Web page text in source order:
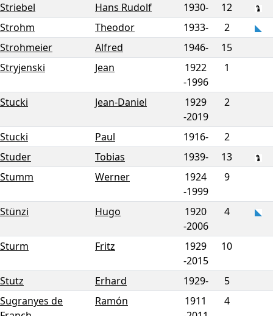
Striebel Hans Rudolf 1930-
12
Strohm
Theodor 1933-
2
Strohmeier
Alfred 1946-
15
Stryjenski
Jean
1922
-1996
1
Stucki Jean-Daniel
1929
-2019
2
Stucki Paul 1916-
2
Studer
Tobias 1939-
13
Stumm
Werner
1924
-1999
9
Stünzi Hugo
1920
-2006
4
Sturm Fritz
1929
-2015
10
Stutz Erhard 1929-
5
Sugranyes de
Ramón
1911
4